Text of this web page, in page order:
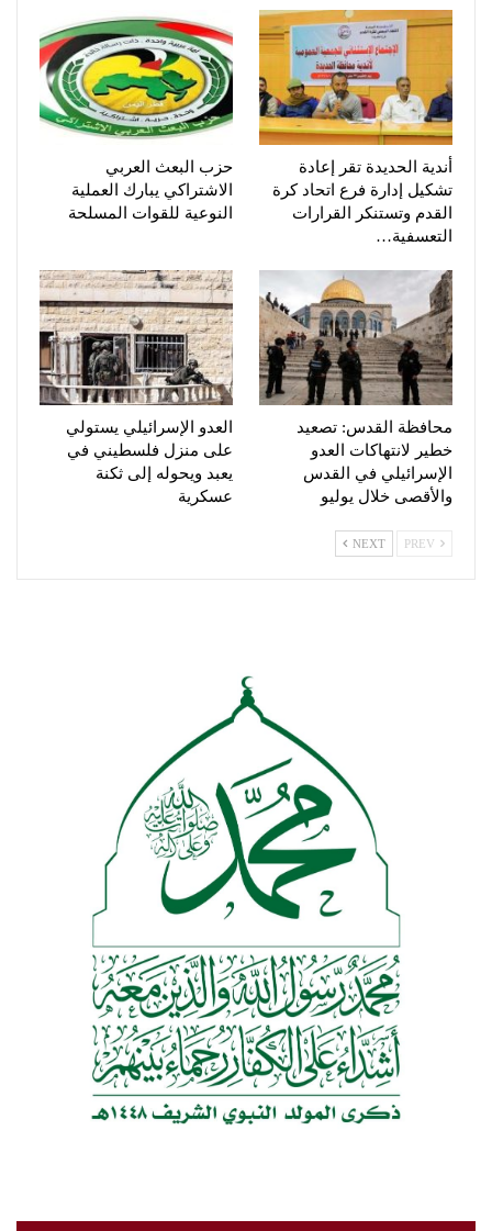
أندية الحديدة تقر إعادة
تشكيل إدارة فرع اتحاد كرة
القدم وتستنكر القرارات
التعسفية…
حزب البعث العربي
الاشتراكي يبارك العملية
النوعية للقوات المسلحة
محافظة القدس: تصعيد
خطير لانتهاكات العدو
الإسرائيلي في القدس
والأقصى خلال يوليو
العدو الإسرائيلي يستولي
على منزل فلسطيني في
يعبد ويحوله إلى ثكنة
عسكرية
NEXT